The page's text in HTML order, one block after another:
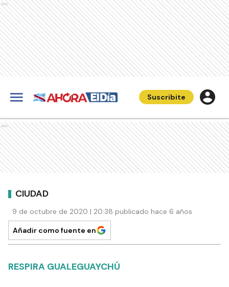
Ads
Suscribite
Ads
CIUDAD
9 de octubre de 2020 | 20:38 publicado hace 6 años
Añadir como fuente en
RESPIRA GUALEGUAYCHÚ